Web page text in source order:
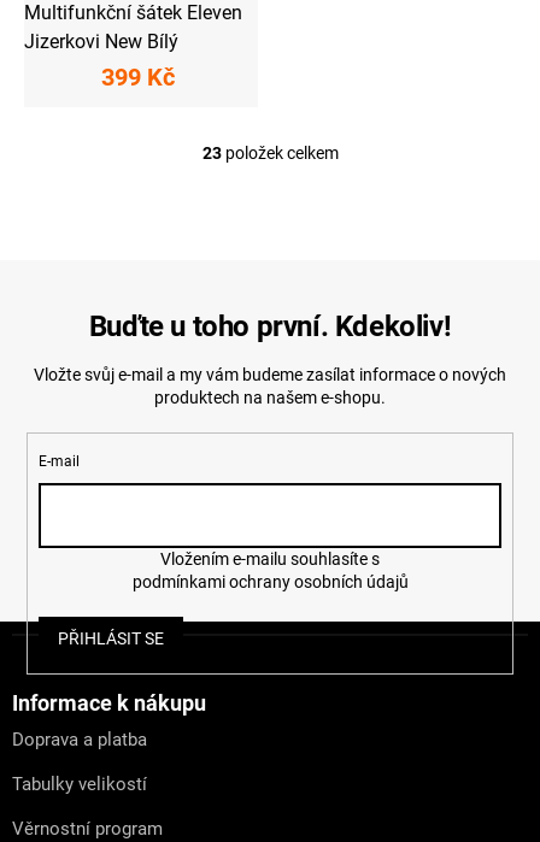
Multifunkční šátek Eleven
Jizerkovi New Bílý
399 Kč
O
í
p
v
k
p
u
23položek celkem
Buďte u toho první. Kdekoliv!
Vložte svůj e-mail a my vám budeme zasílat informace o nových
produktech na našem e-shopu.
E-mail
podmínkami ochrany osobních údajů
PŘIHLÁSIT SE
Informace k nákupu
Doprava a platba
Tabulky velikostí
Věrnostní program